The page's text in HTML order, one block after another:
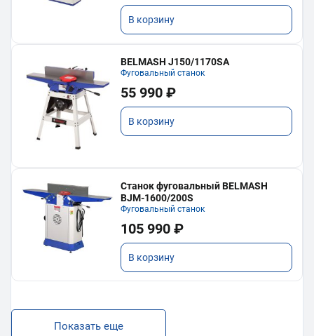
В корзину
BELMASH J150/1170SA
Фуговальный станок
55 990 ₽
В корзину
Станок фуговальный BELMASH
BJM-1600/200S
Фуговальный станок
105 990 ₽
В корзину
Показать еще